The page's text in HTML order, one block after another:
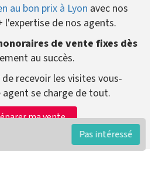
Pas intéressé
au bon prix à Lyon avec nos
l'expertise de nos agents.
de vente fixes dès
au succès.
recevoir les visites vous-
se charge de tout.
ma vente